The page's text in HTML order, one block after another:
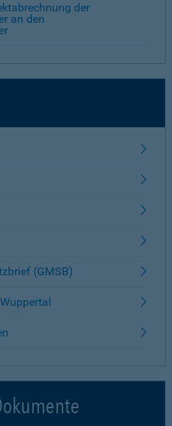
der
an den
(GMSB)